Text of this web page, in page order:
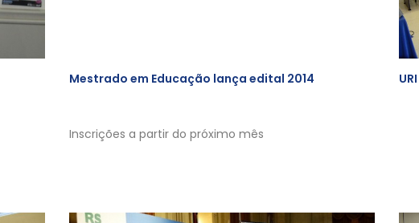
Mestrado em Educação lança edital 2014
Inscrições a partir do próximo mês